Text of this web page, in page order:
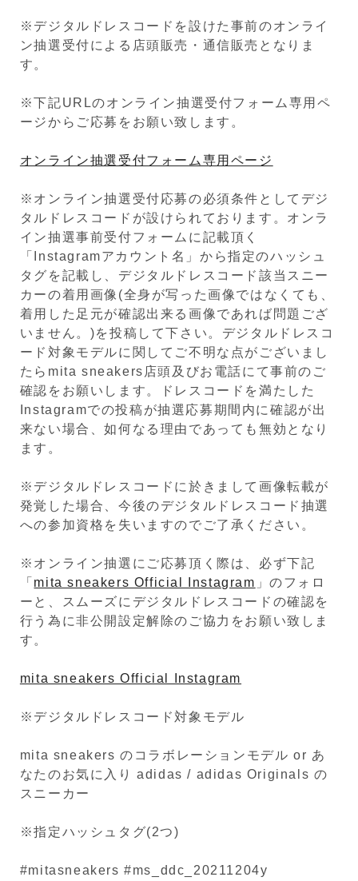
※デジタルドレスコードを設けた事前のオンライ
ン抽選受付による店頭販売・通信販売となりま
す。
※下記URLのオンライン抽選受付フォーム専用ペ
ージからご応募をお願い致します。
オンライン抽選受付フォーム専用ページ
※オンライン抽選受付応募の必須条件としてデジ
タルドレスコードが設けられております。オンラ
イン抽選事前受付フォームに記載頂く
「Instagramアカウント名」から指定のハッシュ
タグを記載し、デジタルドレスコード該当スニー
カーの着用画像(全身が写った画像ではなくても、
着用した足元が確認出来る画像であれば問題ござ
いません。)を投稿して下さい。デジタルドレスコ
ード対象モデルに関してご不明な点がございまし
たらmita sneakers店頭及びお電話にて事前のご
確認をお願いします。ドレスコードを満たした
Instagramでの投稿が抽選応募期間内に確認が出
来ない場合、如何なる理由であっても無効となり
ます。
※デジタルドレスコードに於きまして画像転載が
発覚した場合、今後のデジタルドレスコード抽選
への参加資格を失いますのでご了承ください。
※オンライン抽選にご応募頂く際は、必ず下記
「 mita sneakers Official Instagram 」のフォロ
ーと、スムーズにデジタルドレスコードの確認を
行う為に非公開設定解除のご協力をお願い致しま
す。
mita sneakers Official Instagram
※デジタルドレスコード対象モデル
mita sneakers のコラボレーションモデル or あ
なたのお気に入り adidas / adidas Originals の
スニーカー
※指定ハッシュタグ(2つ)
#mitasneakers #ms_ddc_20211204y